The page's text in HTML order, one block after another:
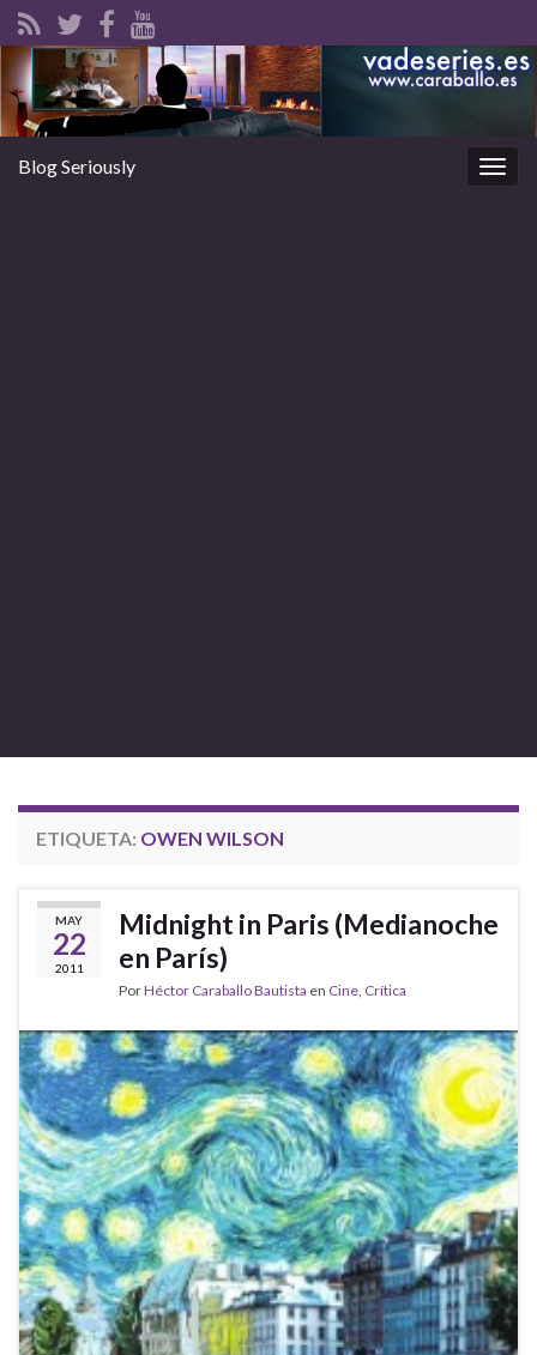
Blog Seriously
ETIQUETA: OWEN WILSON
MAY
22
2011
Midnight in Paris (Medianoche
en París)
PorHéctor Caraballo Bautista en Cine Crítica